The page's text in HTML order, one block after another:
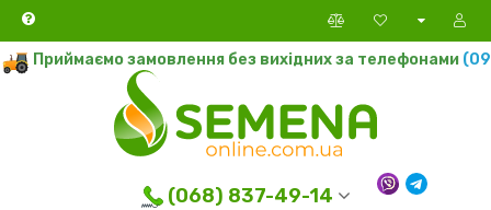
(068) 837-49-14
Приймаємо замовлення без вихідних за телефонами